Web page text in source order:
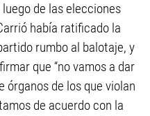
de las elecciones
había ratificado la
rumbo al balotaje, y
que “no vamos a dar
órganos de los que violan
de acuerdo con la